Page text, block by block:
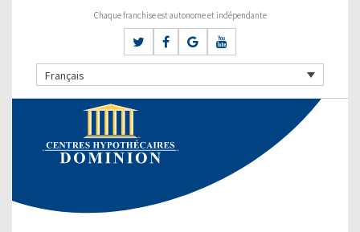
Chaque franchise est autonome et indépendante
Français